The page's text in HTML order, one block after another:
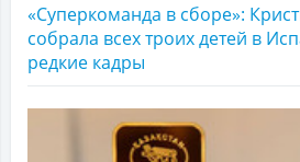
«Суперкоманда в сборе»:
собрала всех троих детей в
редкие кадры